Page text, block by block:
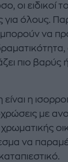
οι ειδικοί
για όλους.
μπορούν να
πιο βαρύς ή
η
με
να